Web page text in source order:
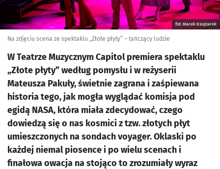
fot. Marek Księżarek
Na zdjęciu scena ze spektaklu „Złote płyty” – tańczący ludzie
W Teatrze Muzycznym Capitol premiera spektaklu
„Złote płyty” według pomysłu i w reżyserii
Mateusza Pakuły, świetnie zagrana i zaśpiewana
historia tego, jak mogła wyglądać komisja pod
egidą NASA, która miała zdecydować, czego
dowiedzą się o nas kosmici z tzw. złotych płyt
umieszczonych na sondach voyager. Oklaski po
każdej niemal piosence i po wielu scenach i
finałowa owacja na stojąco to zrozumiały wyraz